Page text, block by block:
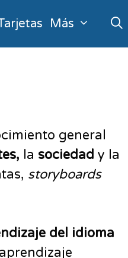
Más
general
la sociedad y la
storyboards
del idioma